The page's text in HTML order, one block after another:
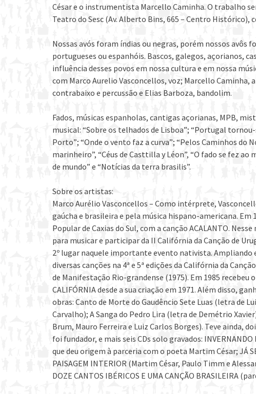
César e o instrumentista Marcello Caminha. O trabalho
Teatro do Sesc (Av. Alberto Bins, 665 – Centro Histórico),
Nossas avós foram índias ou negras, porém nossos avôs
portugueses ou espanhóis. Bascos, galegos, açorianos,
influência desses povos em nossa cultura e em nossa
com Marco Aurelio Vasconcellos, voz; Marcello Caminha,
contrabaixo e percussão e Elias Barboza, bandolim.
Fados, músicas espanholas, cantigas açorianas, MPB,
musical: “Sobre os telhados de Lisboa”; “Portugal tornou-
Porto”; “Onde o vento faz a curva”; “Pelos Caminhos do
marinheiro”, “Céus de Casttilla y Léon”, “O fado se fez
de mundo” e “Notícias da terra brasilis”.
Sobre os artistas:
Marco Aurélio Vasconcellos – Como intérprete,
gaúcha e brasileira e pela música hispano-americana. Em
Popular de Caxias do Sul, com a canção ACALANTO.
para musicar e participar da II Califórnia da Canção de
2º lugar naquele importante evento nativista. Ampliando
diversas canções na 4ª e 5ª edições da Califórnia da
de Manifestação Rio-grandense (1975). Em 1985 recebeu
CALIFÓRNIA desde a sua criação em 1971. Além disso,
obras: Canto de Morte do Gaudêncio Sete Luas (letra de
Carvalho); A Sanga do Pedro Lira (letra de Demétrio
Brum, Mauro Ferreira e Luiz Carlos Borges). Teve ainda,
foi fundador, e mais seis CDs solo gravados: INVERNANDO
que deu origem à parceria com o poeta Martim César; JÁ
PAISAGEM INTERIOR (Martim César, Paulo Timm e
DOZE CANTOS IBÉRICOS E UMA CANÇÃO BRASILEIRA